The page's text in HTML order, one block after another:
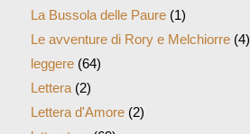
La Bussola delle Paure(1)
Le avventure di Rory e Melchiorre(4)
leggere(64)
Lettera(2)
Lettera d'Amore(2)